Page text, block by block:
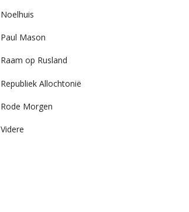
Noelhuis
Paul Mason
Raam op Rusland
Republiek Allochtonië
Rode Morgen
Videre